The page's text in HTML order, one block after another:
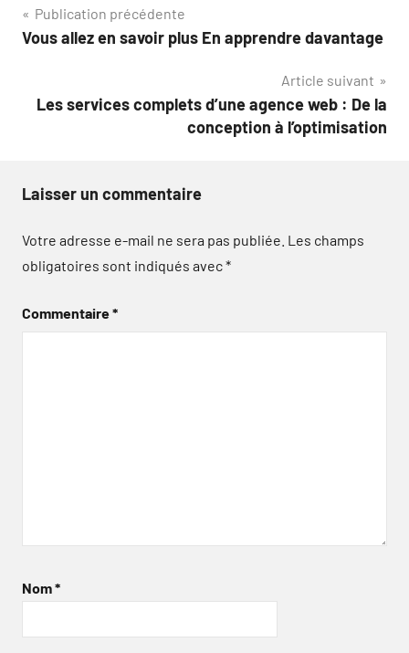
Navigation
de
Publication précédente
Vous allez en savoir plus En apprendre davantage
Article suivant
Les services complets d’une agence web : De la
conception à l’optimisation
Laisser un commentaire
Votre adresse e-mail ne sera pas publiée. Les champs
obligatoires sont indiqués avec*
Commentaire*
Nom*